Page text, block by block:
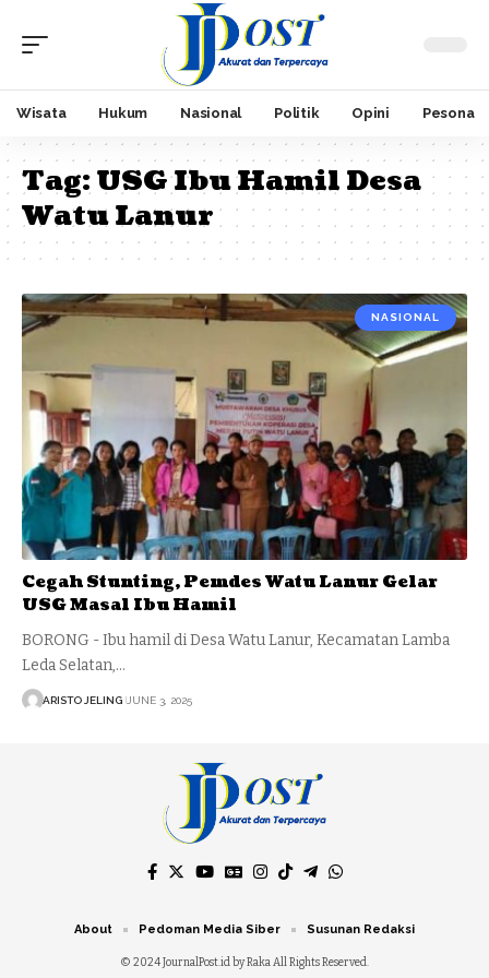
Wisata Hukum Nasional Politik Opini Pesona
Tag:USG Ibu Hamil Desa
Watu Lanur
NASIONAL
Cegah Stunting, Pemdes Watu Lanur Gelar
USG Masal Ibu Hamil
BORONG - Ibu hamil di Desa Watu Lanur, Kecamatan Lamba
Leda Selatan,…
ARISTO JELING JUNE 3, 2025
© 2024 JournalPost.id by Raka All Rights Reserved.
About Pedoman Media Siber Susunan Redaksi